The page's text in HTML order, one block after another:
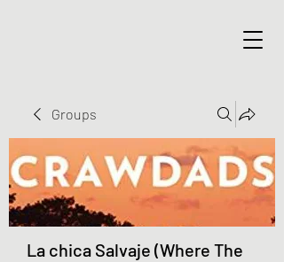
Groups
La chica Salvaje (Where The